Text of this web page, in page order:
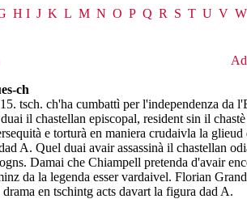
H I J K L M N O P Q R S T U V W
ch
tsch. ch'ha cumbattì per l'independenza da
il chastellan episcopal, resident sin il
e torturà en maniera crudaivla la
A. Quel duai avair assassinà il chastellan
Damai che Chiampell pretenda d'avair
da la legenda esser vardaivel. Florian
en tschintg acts davart la figura dad A.